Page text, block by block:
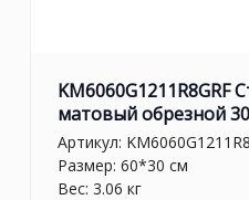
KM6060G1211R8GRF
матовый обрезной
Артикул:
Размер: 60*30 см
Вес: 3.06 кг